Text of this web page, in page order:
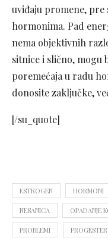
uviđaju promene, pre
hormonima. Pad
nema objektivnih
sitnice i slično, mogu
poremećaja u radu
donosite zaključke,
[/su_quote]
ESTROGEN HORMONI
NESANICA OPADANJE
PROBLEMI